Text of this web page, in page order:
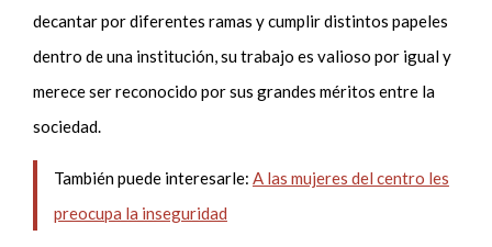
decantar por diferentes ramas y cumplir distintos papeles
dentro de una institución, su trabajo es valioso por igual y
merece ser reconocido por sus grandes méritos entre la
sociedad.
También puede interesarle: A las mujeres del centro les
preocupa la inseguridad